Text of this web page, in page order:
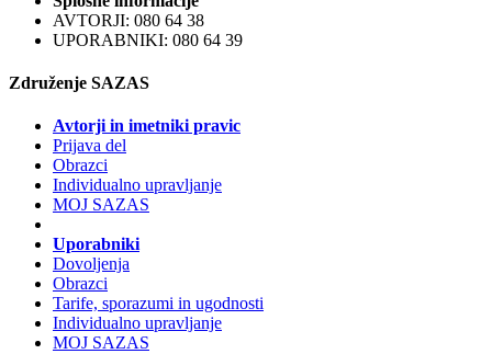
AVTORJI: 080 64 38
UPORABNIKI: 080 64 39
Združenje SAZAS
Avtorji in imetniki pravic
Prijava del
Obrazci
Individualno upravljanje
MOJ SAZAS
Uporabniki
Dovoljenja
Obrazci
Tarife, sporazumi in ugodnosti
Individualno upravljanje
MOJ SAZAS